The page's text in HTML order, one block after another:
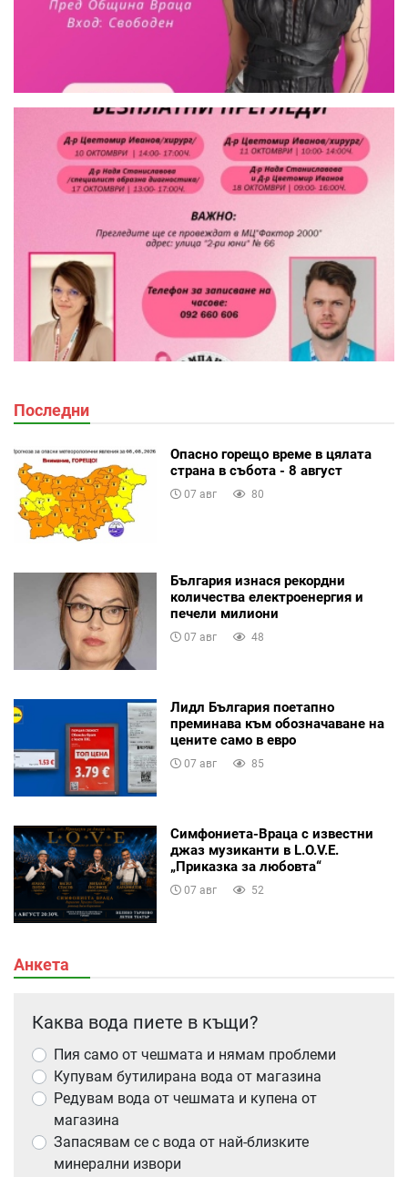
Последни
Опасно горещо време в цялата
страна в събота - 8 август
07 авг 80
България изнася рекордни
количества електроенергия и
печели милиони
07 авг 48
Лидл България поетапно
преминава към обозначаване на
цените само в евро
07 авг 85
Симфониета-Враца с известни
джаз музиканти в L.O.V.E.
„Приказка за любовта“
07 авг 52
Анкета
Каква вода пиете в къщи?
Пия само от чешмата и нямам проблеми
Купувам бутилирана вода от магазина
Редувам вода от чешмата и купена от
магазина
Запасявам се с вода от най-близките
минерални извори